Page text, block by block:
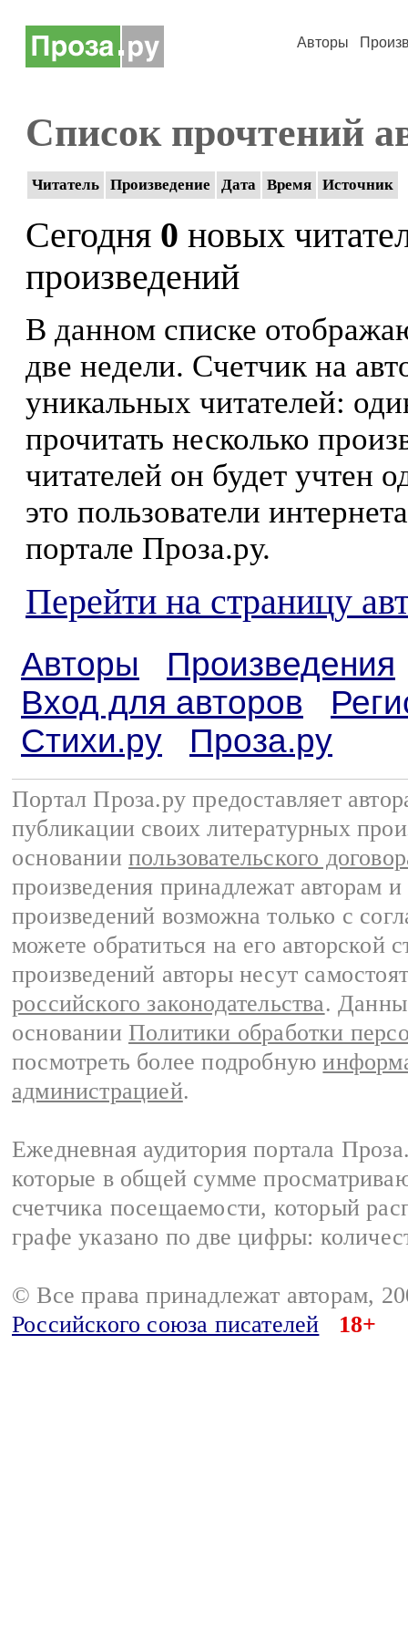
Авторы
Список прочтений
Читатель Произведение Дата Время Источник
Сегодня 0 новых
произведений
В данном списке
две недели. Счетчик на
уникальных читателей:
прочитать несколько
читателей он будет учтен
это пользователи
портале Проза.ру.
Перейти на страницу
Авторы
Произведения
Вход для авторов
Стихи.ру
Проза.ру
Портал Проза.ру предоставляет
публикации своих литературных
основании пользовательского
произведения принадлежат авторам
произведений возможна только с
можете обратиться на его авторской
произведений авторы несут
российского законодательства.
основании Политики обработки
посмотреть более подробную
администрацией.
Ежедневная аудитория портала
которые в общей сумме
счетчика посещаемости, который
графе указано по две цифры:
© Все права принадлежат авторам,
Российского союза писателей
18+